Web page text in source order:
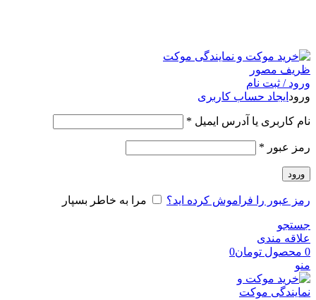
ورود / ثبت نام
ورود ایجاد حساب کاربری
نام کاربری یا آدرس ایمیل *
رمز عبور *
ورود
رمز عبور را فراموش کرده اید؟ مرا به خاطر بسپار
جستجو
علاقه مندی
0 محصول تومان0
منو